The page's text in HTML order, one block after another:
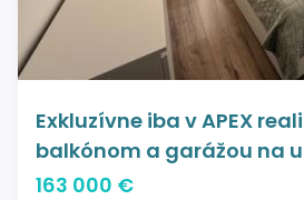
Exkluzívne iba v APEX
balkónom a garážou na
Hlohovci + 3D obhliadka
163 000 €